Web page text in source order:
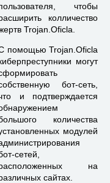
чтобы
колличество
Trojan.Oficla.
помощью Trojan.Oficla
могут
бот-сеть,
и подтверждается
количества
модулей
сетей,
на
сайтах.